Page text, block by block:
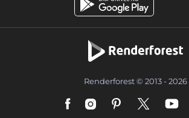
Renderforest © 2013 - 2026